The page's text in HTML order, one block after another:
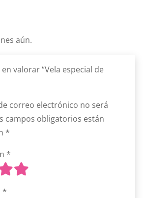
aún.
valorar “Vela especial de
correo electrónico no será
campos obligatorios están
*
*
*